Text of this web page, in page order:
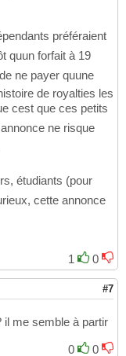
préféraient
forfait à 19
ne payer quune
de royalties les
cest que ces petits
ne risque
étudiants (pour
cette annonce
1
0
#7
me semble à partir
0
0